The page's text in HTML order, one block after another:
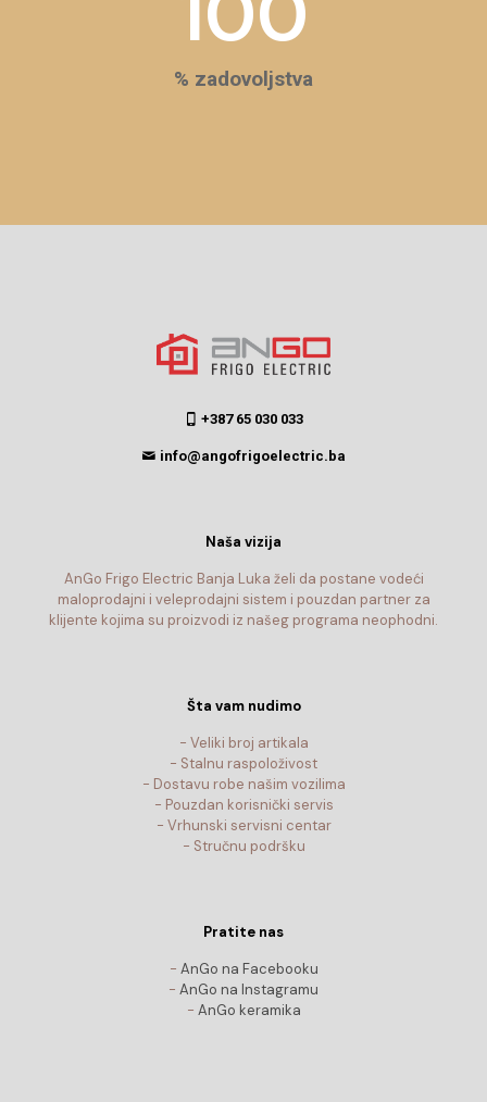
% zadovoljstva
+387 65 030 033
info@angofrigoelectric.ba
Naša vizija
AnGo Frigo Electric Banja Luka želi da postane vodeći
maloprodajni i veleprodajni sistem i pouzdan partner za
klijente kojima su proizvodi iz našeg programa neophodni.
Šta vam nudimo
- Veliki broj artikala
- Stalnu raspoloživost
- Dostavu robe našim vozilima
- Pouzdan korisnički servis
- Vrhunski servisni centar
- Stručnu podršku
Pratite nas
- AnGo na Facebooku
- AnGo na Instagramu
- AnGo keramika